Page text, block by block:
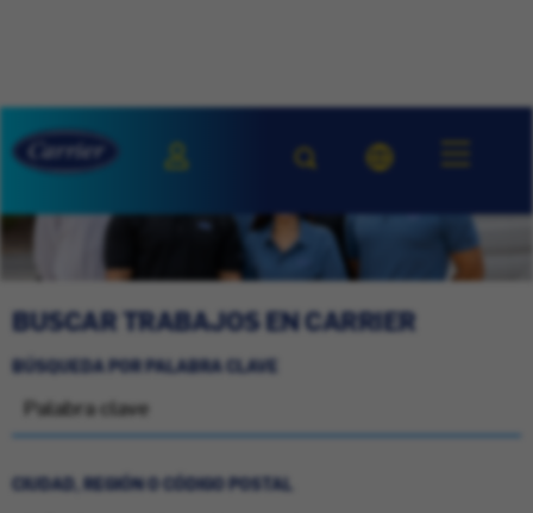
BUSCAR TRABAJOS EN CARRIER
BÚSQUEDA POR PALABRA CLAVE
CIUDAD, REGIÓN O CÓDIGO POSTAL